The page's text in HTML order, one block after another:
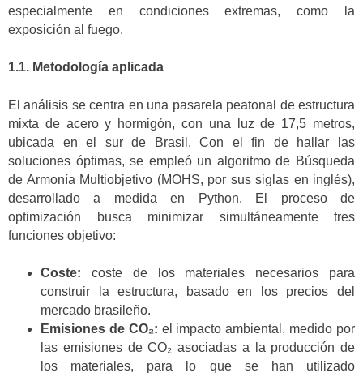
especialmente en condiciones extremas, como la
exposición al fuego.
1.1. Metodología aplicada
El análisis se centra en una pasarela peatonal de estructura
mixta de acero y hormigón, con una luz de 17,5 metros,
ubicada en el sur de Brasil. Con el fin de hallar las
soluciones óptimas, se empleó un algoritmo de Búsqueda
de Armonía Multiobjetivo (MOHS, por sus siglas en inglés),
desarrollado a medida en Python. El proceso de
optimización busca minimizar simultáneamente tres
funciones objetivo:
Coste: coste de los materiales necesarios para
construir la estructura, basado en los precios del
mercado brasileño.
Emisiones de CO₂: el impacto ambiental, medido por
las emisiones de CO₂ asociadas a la producción de
los materiales, para lo que se han utilizado